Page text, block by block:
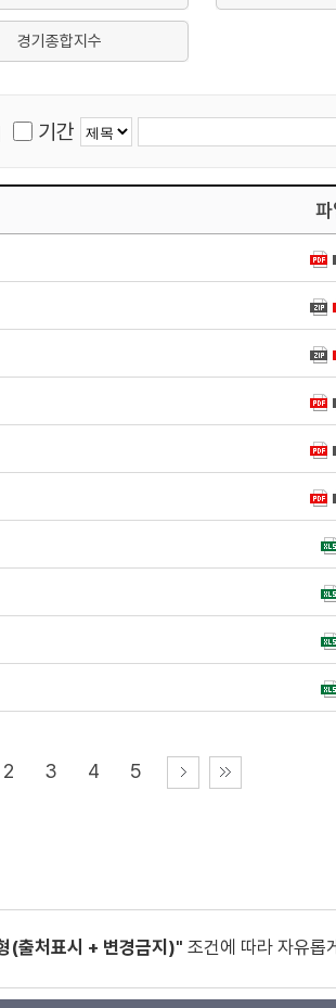
경기종합지수
기간
파
2 3 4 5
(출처표시 + 변경금지)" 조건에 따라 자유롭